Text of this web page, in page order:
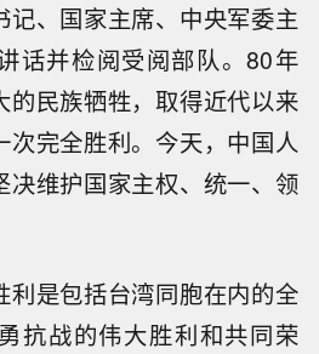
记、国家主席、中央军委主
话并检阅受阅部队。80年
的民族牺牲，取得近代以来
次完全胜利。今天，中国人
决维护国家主权、统一、领
利是包括台湾同胞在内的全
抗战的伟大胜利和共同荣